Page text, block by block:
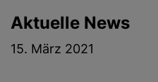
Aktuelle News
15. März 2021